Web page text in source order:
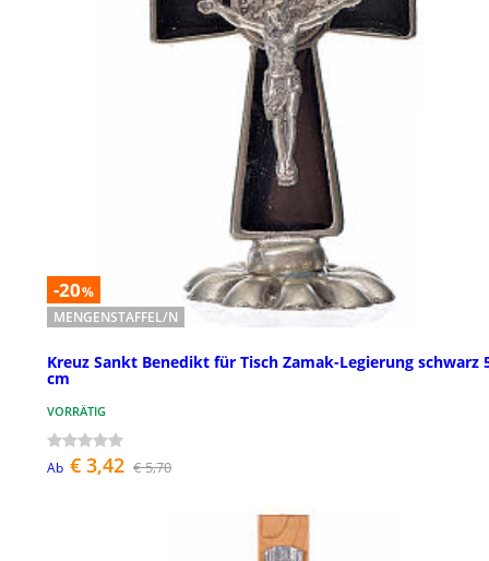
-20%
MENGENSTAFFEL/N
Kreuz Sankt Benedikt für Tisch Zamak-Legierung schwarz
cm
VORRÄTIG
Ab € 3,42 € 5,70